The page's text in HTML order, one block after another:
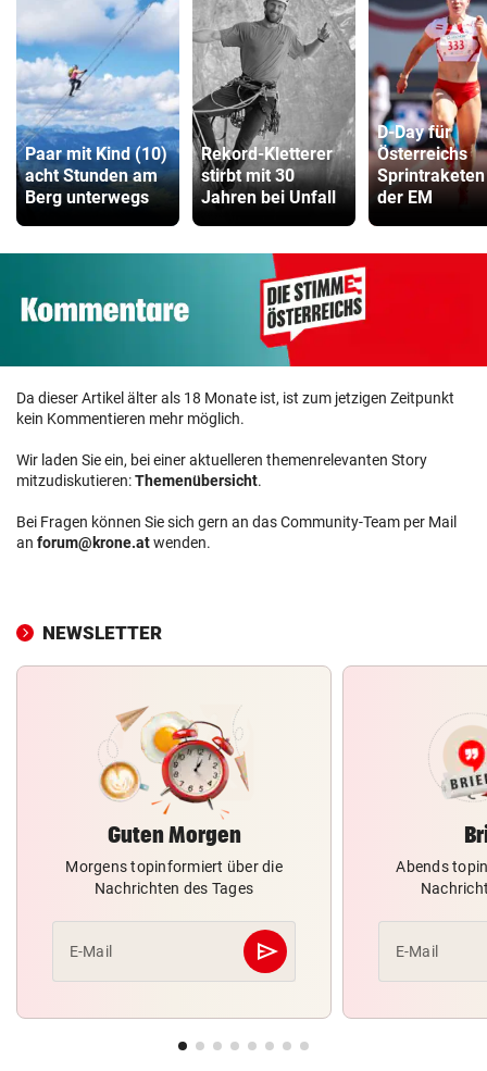
Paar mit Kind (10)
acht Stunden am
Berg unterwegs
Rekord-Kletterer
stirbt mit 30
Jahren bei Unfall
D-Day für
Österreichs
der EM
Da dieser Artikel älter als 18 Monate ist, ist zum jetzigen Zeitpunkt
kein Kommentieren mehr möglich.
Wir laden Sie ein, bei einer aktuelleren themenrelevanten Story
mitzudiskutieren:Themenübersicht.
Bei Fragen können Sie sich gern an das Community-Team per Mail
an forum@krone.atwenden.
NEWSLETTER
Guten Morgen
Morgens topinformiert über die
Nachrichten des Tages
E-Mail send
Abschicken
Abends
E-Mail